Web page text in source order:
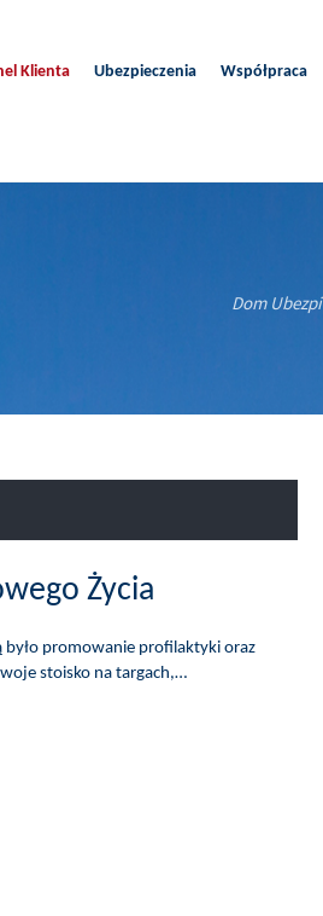
Klienta Ubezpieczenia Współpraca
Dom
Życia
było promowanie profilaktyki oraz
stoisko na targach,…